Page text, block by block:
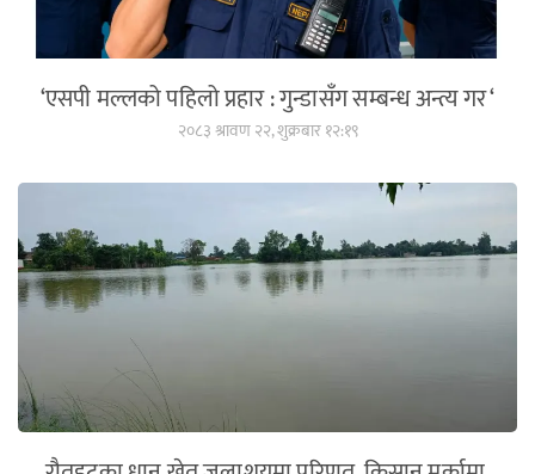
‘एसपी मल्लको पहिलो प्रहार : गुन्डासँग सम्बन्ध अन्त्य गर ‘
२०८३ श्रावण २२, शुक्रबार १२:१९